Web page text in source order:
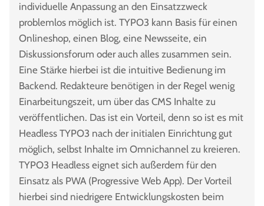
individuelle Anpassung an den Einsatzzweck
problemlos möglich ist. TYPO3 kann Basis für einen
Onlineshop, einen Blog, eine Newsseite, ein
Diskussionsforum oder auch alles zusammen sein.
Eine Stärke hierbei ist die intuitive Bedienung im
Backend. Redakteure benötigen in der Regel wenig
Einarbeitungszeit, um über das CMS Inhalte zu
veröffentlichen. Das ist ein Vorteil, denn so ist es mit
Headless TYPO3 nach der initialen Einrichtung gut
möglich, selbst Inhalte im Omnichannel zu kreieren.
TYPO3 Headless eignet sich außerdem für den
Einsatz als PWA (Progressive Web App). Der Vorteil
hierbei sind niedrigere Entwicklungskosten beim